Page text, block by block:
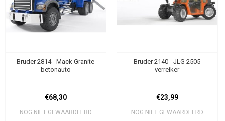
Bruder 2814 - Mack Granite
betonauto
€68,30
NOG NIET GEWAARDEERD
Bruder 2140 - JLG 2505
verreiker
€23,99
NOG NIET GEWAARDEERD